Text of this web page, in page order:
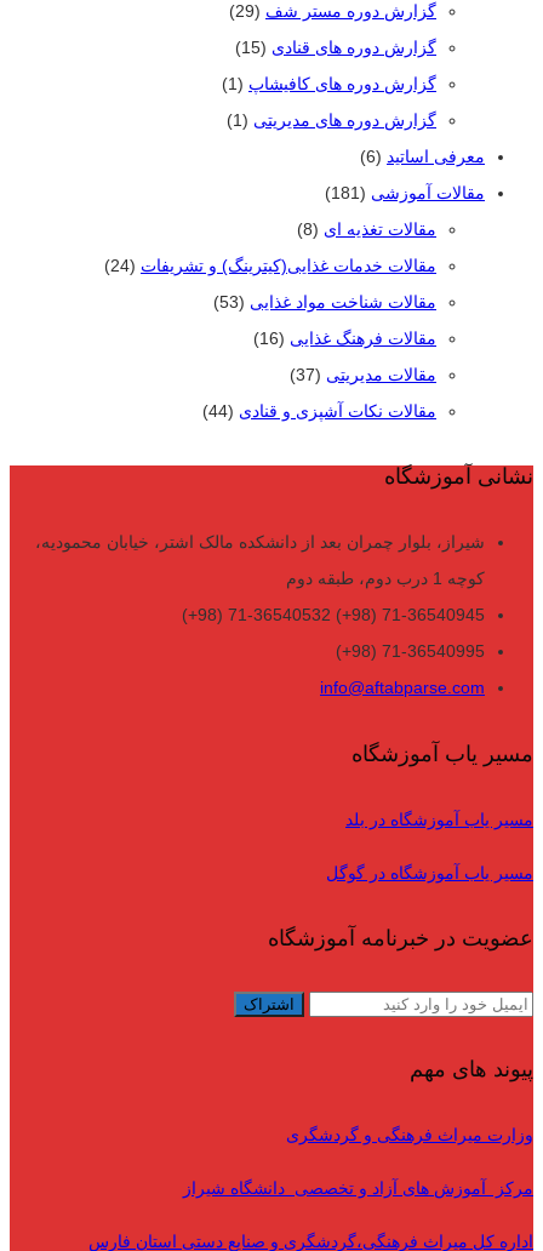
گزارش دوره مستر شف (29)
گزارش دوره های قنادی (15)
گزارش دوره های کافیشاپ (1)
گزارش دوره های مدیریتی (1)
معرفی اساتید (6)
مقالات آموزشی (181)
مقالات تغذیه ای (8)
مقالات خدمات غذایی(کیترینگ) و تشریفات (24)
مقالات شناخت مواد غذایی (53)
مقالات فرهنگ غذایی (16)
مقالات مدیریتی (37)
مقالات نکات آشپزی و قنادی (44)
نشانی آموزشگاه
شیراز، بلوار چمران بعد از دانشکده مالک اشتر، خیابان محمودیه،
کوچه 1 درب دوم، طبقه دوم
71-36540945 (98+) 71-36540532 (98+)
71-36540995 (98+)
info@aftabparse.com
مسیر یاب آموزشگاه
مسیر یاب آموزشگاه در بلد
مسیر یاب آموزشگاه در گوگل
عضویت در خبرنامه آموزشگاه
پیوند های مهم
وزارت میراث فرهنگی و گردشگری
مرکز آموزش های آزاد و تخصصی دانشگاه شیراز
اداره کل میراث فرهنگی،گردشگری و صنایع دستی استان فارس